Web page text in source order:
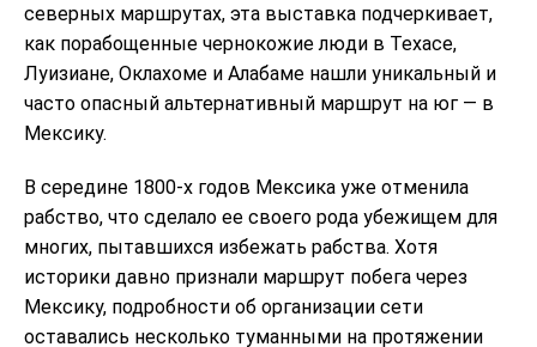
северных маршрутах, эта выставка подчеркивает,
как порабощенные чернокожие люди в Техасе,
Луизиане, Оклахоме и Алабаме нашли уникальный и
часто опасный альтернативный маршрут на юг — в
Мексику.
В середине 1800-х годов Мексика уже отменила
рабство, что сделало ее своего рода убежищем для
многих, пытавшихся избежать рабства. Хотя
историки давно признали маршрут побега через
Мексику, подробности об организации сети
оставались несколько туманными на протяжении